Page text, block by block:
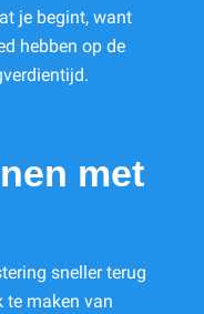
je begint, want
hebben op de
met
sneller terug
te maken van